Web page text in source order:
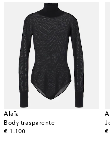
Alaïa
Body trasparente
€ 1.100
original price
€